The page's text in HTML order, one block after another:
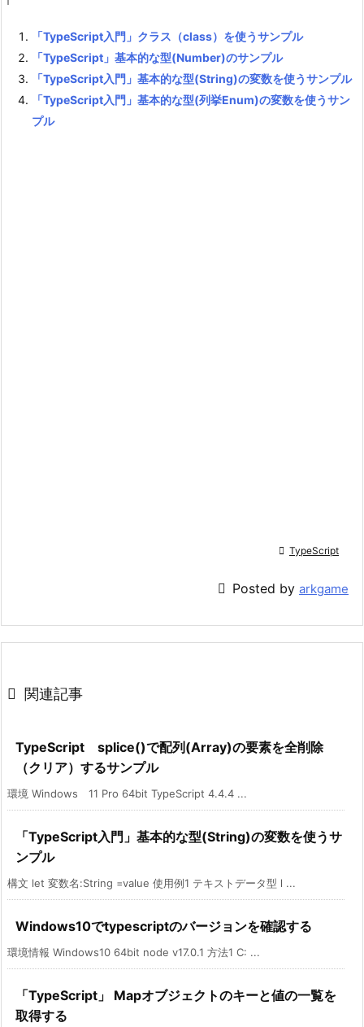
「TypeScript入門」クラス（class）を使うサンプル
「TypeScript」基本的な型(Number)のサンプル
「TypeScript入門」基本的な型(String)の変数を使うサンプル
「TypeScript入門」基本的な型(列挙Enum)の変数を使うサン
プル
 TypeScript
 Posted by arkgame
 関連記事
TypeScript splice()で配列(Array)の要素を全削除
（クリア）するサンプル
環境 Windows 11 Pro 64bit TypeScript 4.4.4 ...
「TypeScript入門」基本的な型(String)の変数を使うサ
ンプル
構文 let 変数名:String =value 使用例1 テキストデータ型 l ...
Windows10でtypescriptのバージョンを確認する
環境情報 Windows10 64bit node v17.0.1 方法1 C: ...
「TypeScript」 Mapオブジェクトのキーと値の一覧を
取得する